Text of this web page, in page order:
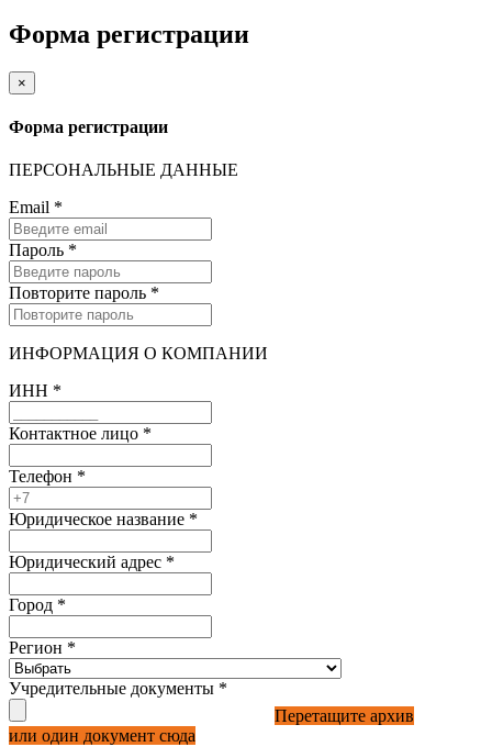
Форма регистрации
×
Форма регистрации
ПЕРСОНАЛЬНЫЕ ДАННЫЕ
Email *
Пароль *
Повторите пароль *
ИНФОРМАЦИЯ О КОМПАНИИ
ИНН *
Контактное лицо *
Телефон *
Юридическое название *
Юридический адрес *
Город *
Регион *
Учредительные документы *
Перетащите архив
или один документ сюда